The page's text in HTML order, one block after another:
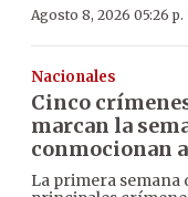
Agosto 8, 2026 05:26 p.
Nacionales
Cinco
marcan la
conmocionan
La primera semana